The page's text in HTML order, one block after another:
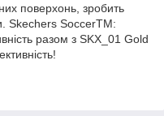
поверхонь, зробить
Skechers SoccerTM:
разом з SKX_01 Gold